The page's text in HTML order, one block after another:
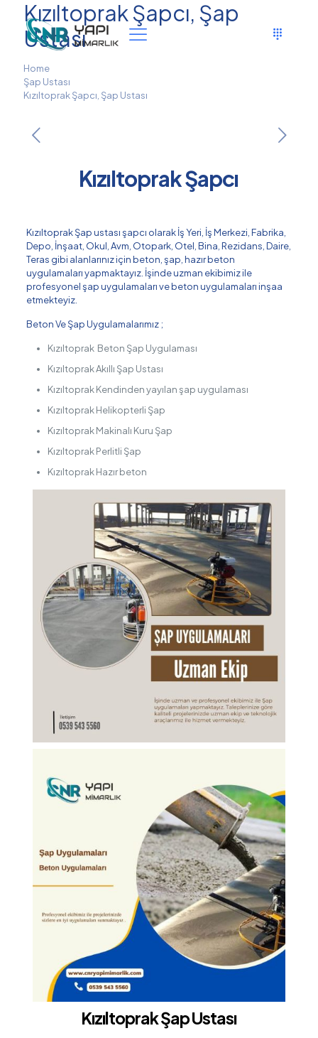
Kızıltoprak Şapcı, Şap
Ustası
Home
Şap Ustası
Kızıltoprak Şapcı, Şap Ustası
Kızıltoprak Şapcı
Kızıltoprak Şap ustası şapcı olarak İş Yeri, İş Merkezi, Fabrika,
Depo, İnşaat, Okul, Avm, Otopark, Otel, Bina, Rezidans, Daire,
Teras gibi alanlarınız için beton, şap, hazır beton
uygulamaları yapmaktayız. İşinde uzman ekibimiz ile
profesyonel şap uygulamaları ve beton uygulamaları inşaa
etmekteyiz.
Beton Ve Şap Uygulamalarımız ;
Kızıltoprak Beton Şap Uygulaması
Kızıltoprak Akıllı Şap Ustası
Kızıltoprak Kendinden yayılan şap uygulaması
Kızıltoprak Helikopterli Şap
Kızıltoprak Makinalı Kuru Şap
Kızıltoprak Perlitli Şap
Kızıltoprak Hazır beton
Kızıltoprak Şap Ustası